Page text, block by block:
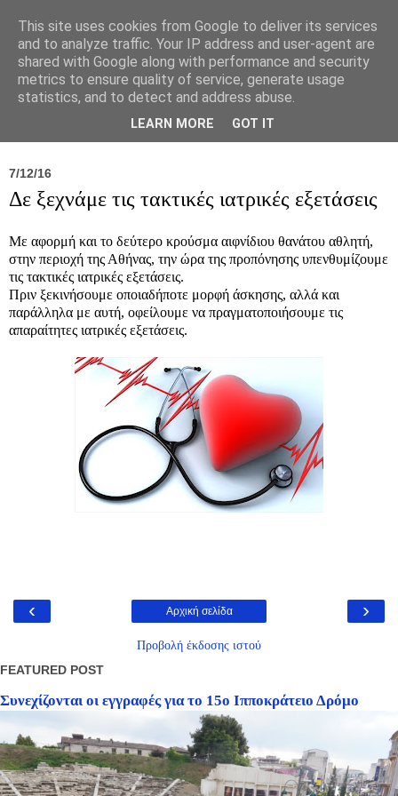
Σύλλογος Ιπποκράτειος
7/12/16
Δε ξεχνάμε τις τακτικές ιατρικές εξετάσεις
Με αφορμή και το δεύτερο κρούσμα αιφνίδιου θανάτου αθλητή,
στην περιοχή της Αθήνας, την ώρα της προπόνησης υπενθυμίζουμε
τις τακτικές ιατρικές εξετάσεις.
Πριν ξεκινήσουμε οποιαδήποτε μορφή άσκησης, αλλά και
παράλληλα με αυτή, οφείλουμε να πραγματοποιήσουμε τις
απαραίτητες ιατρικές εξετάσεις.
‹ ›
Αρχική σελίδα
Προβολή έκδοσης ιστού
FEATURED POST
Συνεχίζονται οι εγγραφές για το 15ο Ιπποκράτειο Δρόμο
This site uses cookies from Google to deliver its services
and to analyze traffic. Your IP address and user-agent are
shared with Google along with performance and security
metrics to ensure quality of service, generate usage
statistics, and to detect and address abuse.
LEARN MORE GOT IT